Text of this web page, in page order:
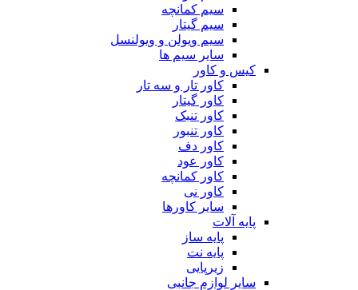
سیم کمانچه
سیم گیتار
سیم ویولن و ویولنسل
سایر سیم ها
کیس و کاور
کاور تار و سه تار
کاور گیتار
کاور تنبک
کاور تنبور
کاور دف
کاور عود
کاور کمانچه
کاور نی
سایر کاورها
پایه آلات
پایه ساز
پایه نت
زیرپایی
سایر لوازم جانبی